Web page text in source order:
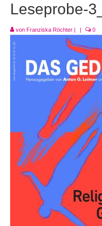
Neuerscheinungen
Ausschreibungen
Leipziger
Lyrikschaufenster im
Mitglied werden
Leseprobe-
von Franziska Röchter | | 0